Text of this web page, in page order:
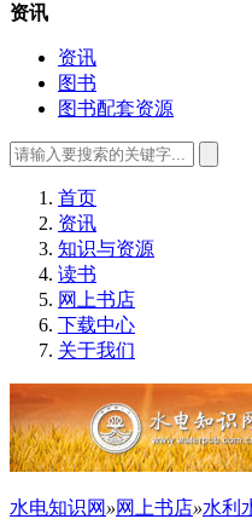
资讯
资讯
图书
图书配套资源
首页
资讯
知识与资源
读书
网上书店
下载中心
关于我们
水电知识网 »网上书店»水利